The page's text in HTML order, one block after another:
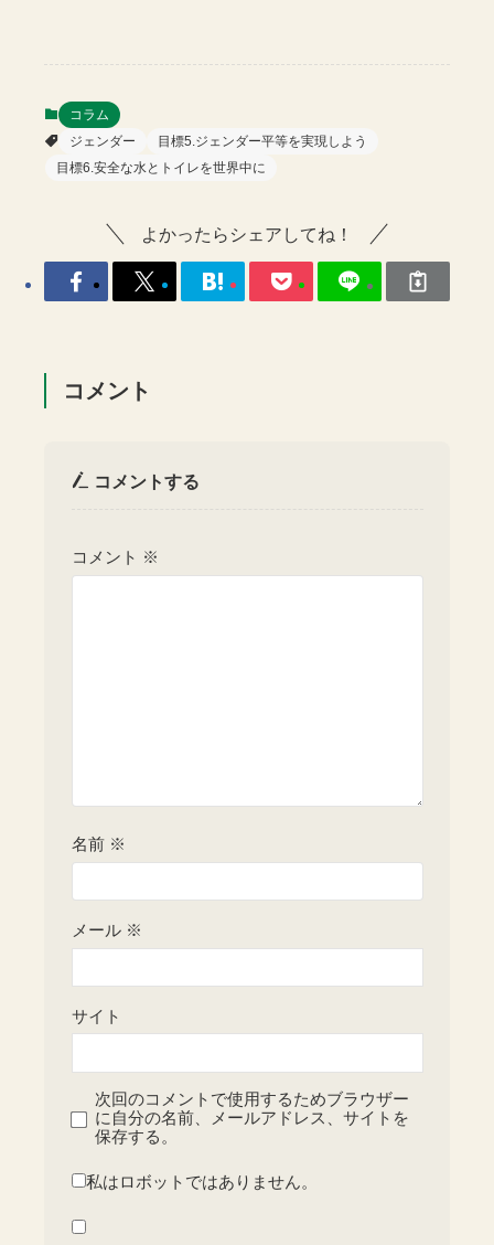
コラム
ジェンダー
目標5.ジェンダー平等を実現しよう
目標6.安全な水とトイレを世界中に
よかったらシェアしてね！
コメント
コメントする
コメント ※
名前 ※
メール ※
サイト
次回のコメントで使用するためブラウザー
に自分の名前、メールアドレス、サイトを
保存する。
私はロボットではありません。